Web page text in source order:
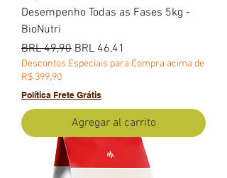
Desempenho Todas as Fases 5kg -
BioNutri
Precio
BRL 49,90 Precio de oferta
BRL 46,41
Descontos Especiais para Compra acima de
R$ 399,90
Política Frete Grátis
Agregar al carrito